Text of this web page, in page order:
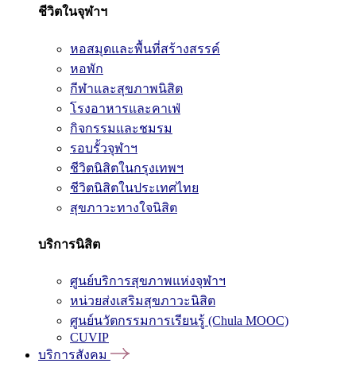
ชีวิตในจุฬาฯ
หอสมุดและพื้นที่สร้างสรรค์
หอพัก
กีฬาและสุขภาพนิสิต
โรงอาหารและคาเฟ่
กิจกรรมและชมรม
รอบรั้วจุฬาฯ
ชีวิตนิสิตในกรุงเทพฯ
ชีวิตนิสิตในประเทศไทย
สุขภาวะทางใจนิสิต
บริการนิสิต
ศูนย์บริการสุขภาพแห่งจุฬาฯ
หน่วยส่งเสริมสุขภาวะนิสิต
ศูนย์นวัตกรรมการเรียนรู้ (Chula MOOC)
CUVIP
บริการสังคม